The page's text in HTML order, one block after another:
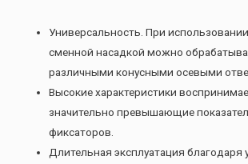
Универсальность. При
сменной насадкой можно
различными конусными осевыми
Высокие характеристики
значительно превышающие
фиксаторов.
Длительная эксплуатация